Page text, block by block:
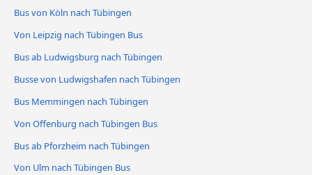
Bus von Köln nach Tübingen
Von Leipzig nach Tübingen Bus
Bus ab Ludwigsburg nach Tübingen
Busse von Ludwigshafen nach Tübingen
Bus Memmingen nach Tübingen
Von Offenburg nach Tübingen Bus
Bus ab Pforzheim nach Tübingen
Von Ulm nach Tübingen Bus